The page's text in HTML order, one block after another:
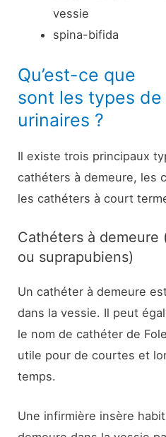
vessie
spina-bifida
Qu’est-ce que
sont les types
urinaires ?
Il existe trois principaux
cathéters à demeure, les
les cathéters à court
Cathéters à demeure
ou suprapubiens)
Un cathéter à demeure
dans la vessie. Il peut
le nom de cathéter de
utile pour de courtes et
temps.
Une infirmière insère